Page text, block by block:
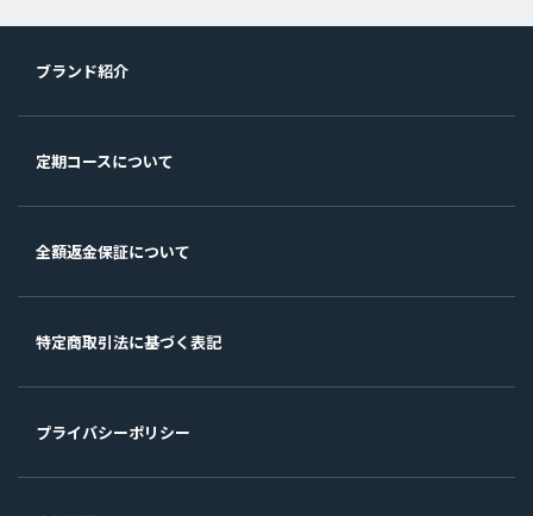
ブランド紹介
定期コースについて
全額返金保証について
特定商取引法に基づく表記
プライバシーポリシー